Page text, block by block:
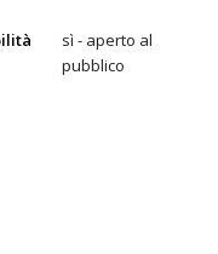
sì - aperto al
pubblico